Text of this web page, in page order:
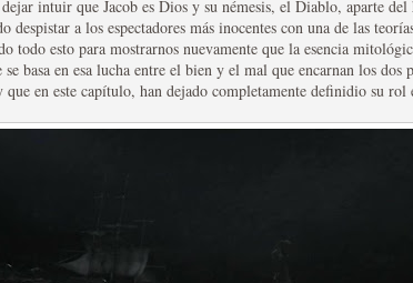
intuir que Jacob es Dios y su némesis, el Diablo, aparte del
despistar a los espectadores más inocentes con una de las
todo esto para mostrarnos nuevamente que la esencia
basa en esa lucha entre el bien y el mal que encarnan los dos
en este capítulo, han dejado completamente definidio su rol